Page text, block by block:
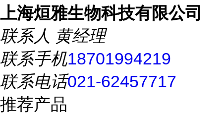
上海烜雅生物科技有限公司
联系人 黄经理
联系手机18701994219
联系电话021-62457717
推荐产品